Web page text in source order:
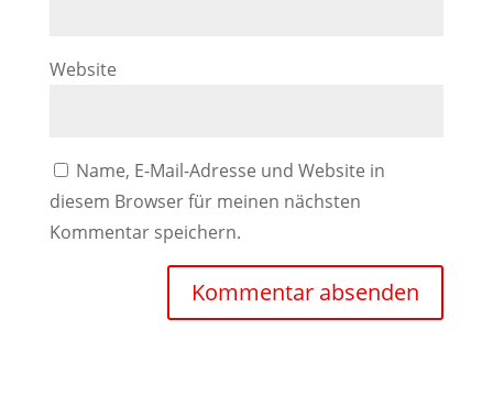
Website
Name, E-Mail-Adresse und Website in
diesem Browser für meinen nächsten
Kommentar speichern.